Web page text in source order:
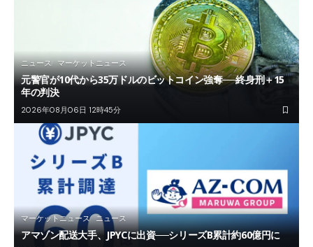
ニュース マーケットニュース
元警官が10代から35万ドルのビットコイン強奪──終身刑＋15
年の判決
2026年08月06日 12時45分
マーケットニュース ニュース
アマゾン配送大手、JPYCに出資──シリーズB累計約60億円に